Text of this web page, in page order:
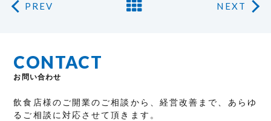
PREV NEXT
CONTACT
お問い合わせ
飲食店様のご開業のご相談から、経営改善まで、あらゆ
るご相談に対応させて頂きます。